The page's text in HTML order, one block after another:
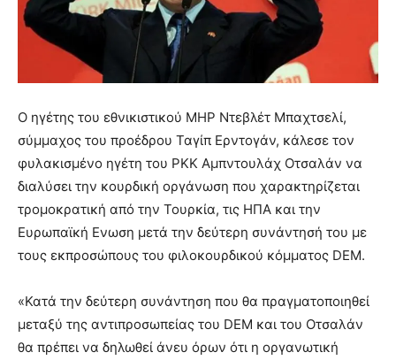
Ο ηγέτης του εθνικιστικού MHP Ντεβλέτ Μπαχτσελί,
σύμμαχος του προέδρου Ταγίπ Ερντογάν, κάλεσε τον
φυλακισμένο ηγέτη του PKK Αμπντουλάχ Οτσαλάν να
διαλύσει την κουρδική οργάνωση που χαρακτηρίζεται
τρομοκρατική από την Τουρκία, τις ΗΠΑ και την
Ευρωπαϊκή Ενωση μετά την δεύτερη συνάντησή του με
τους εκπροσώπους του φιλοκουρδικού κόμματος DEM.
«Κατά την δεύτερη συνάντηση που θα πραγματοποιηθεί
μεταξύ της αντιπροσωπείας του DEM και του Οτσαλάν
θα πρέπει να δηλωθεί άνευ όρων ότι η οργανωτική